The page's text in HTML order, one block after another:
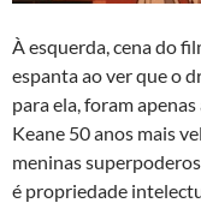
À esquerda, cena do
espanta ao ver que o
para ela, foram
Keane 50 anos mais
meninas
é propriedade